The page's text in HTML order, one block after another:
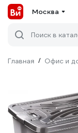
Москва
Поиск в
Главная / Офис и